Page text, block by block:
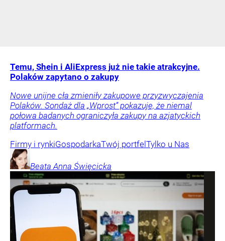
Temu, Shein i AliExpress już nie takie atrakcyjne.
Polaków zapytano o zakupy
Nowe unijne cła zmieniły zakupowe przyzwyczajenia
Polaków. Sondaż dla „Wprost” pokazuje, że niemal
połowa badanych ograniczyła zakupy na azjatyckich
platformach.
Firmy i rynkiGospodarkaTwój portfelTylko u Nas
Beata Anna Święcicka